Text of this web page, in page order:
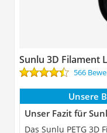
Sunlu 3D Filament
566
Unsere
Unser Fazit für
Das Sunlu PETG 3D